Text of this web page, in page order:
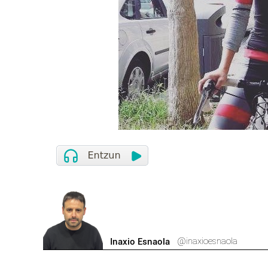
Inaxio Esnaola @inaxioesnaola